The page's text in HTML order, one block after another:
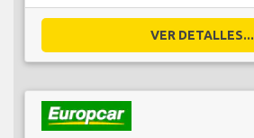
VER DETALLES...